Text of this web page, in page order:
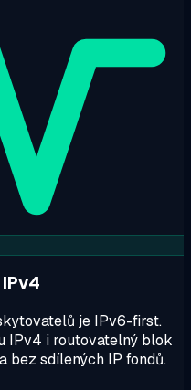
je IPv6-first.
IPv4 i routovatelný blok
bez sdílených IP fondů.